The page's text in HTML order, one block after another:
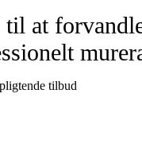
at
tilbud